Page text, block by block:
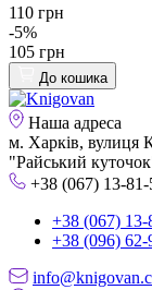
110 грн
-5%
105 грн
До кошика
Наша адреса
м. Харків, вулиця
"Райський
+38 (067) 13-81-
+38 (067) 13-
+38 (096) 62-